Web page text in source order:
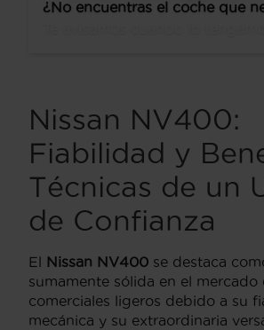
¿No encuentras el coche que
Nissan NV400:
Fiabilidad y
Técnicas de un
de Confianza
El Nissan NV400 se destaca
sumamente sólida en el mercado
comerciales ligeros debido a su
mecánica y su extraordinaria